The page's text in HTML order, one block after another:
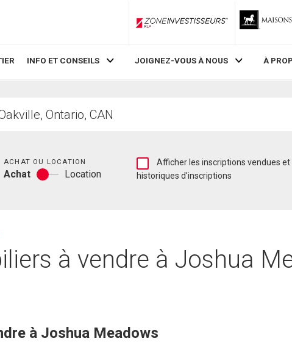
ZoneInvestisseurs RLP
INFO ET CONSEILS JOIGNEZ-VOUS À NOUS À
ACHAT OU LOCATION
Achat
Achat
Location
Afficher
les
historiques d'inscriptions
à vendre à Joshua
à Joshua Meadows